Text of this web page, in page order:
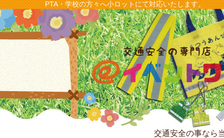
PTA・学校の方々へ小ロットにて対応いたします。
交通安全の事なら